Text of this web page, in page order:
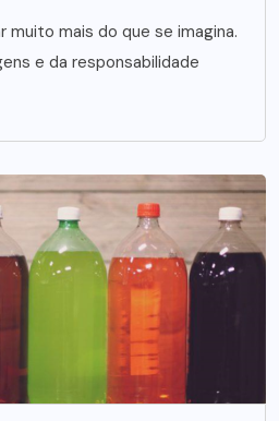
muito mais do que se imagina.
e da responsabilidade